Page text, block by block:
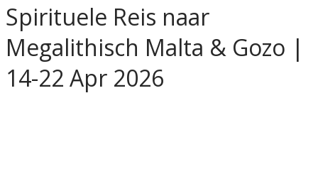
Spirituele Reis naar
Megalithisch Malta & Gozo |
14-22 Apr 2026